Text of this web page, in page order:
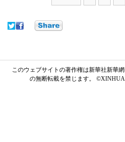
このウェブサイトの著作権は新華社新華
の無断転載を禁じます。